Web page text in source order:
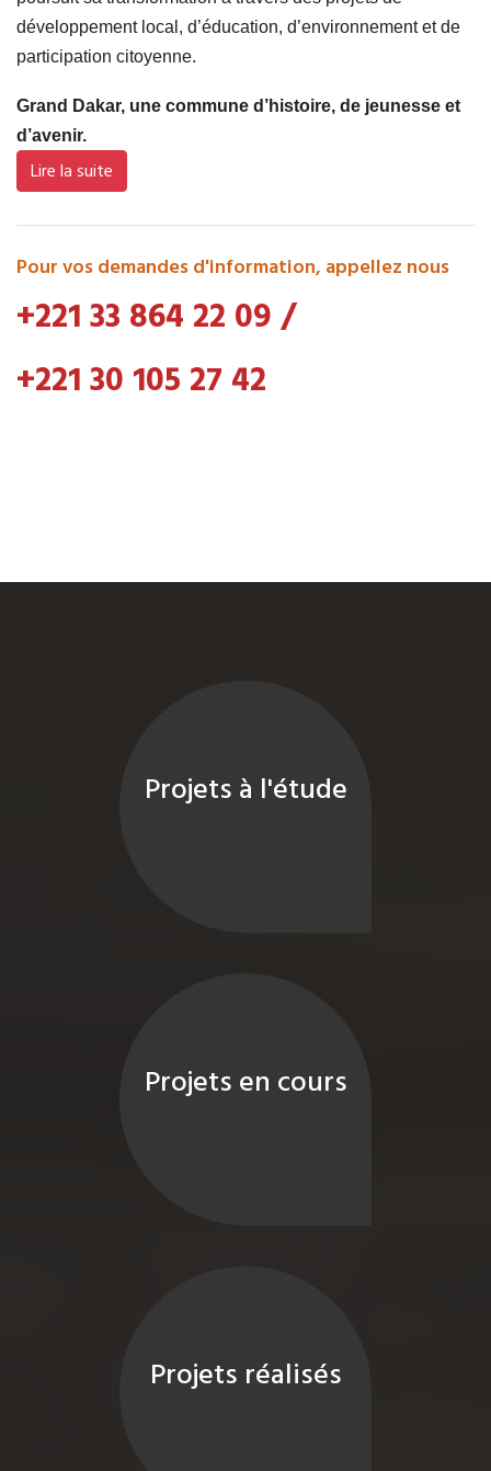
développement local, d’éducation, d’environnement et de
participation citoyenne.
Grand Dakar, une commune d’histoire, de jeunesse et
d’avenir.
Lire la suite
Pour vos demandes d'information, appellez nous
+221 33 864 22 09/
+221 30 105 27 42
Projets à l'étude
Projets en cours
Projets réalisés